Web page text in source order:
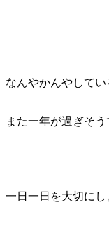
なんやかんやしてい
また一年が過ぎそう
一日一日を大切にし